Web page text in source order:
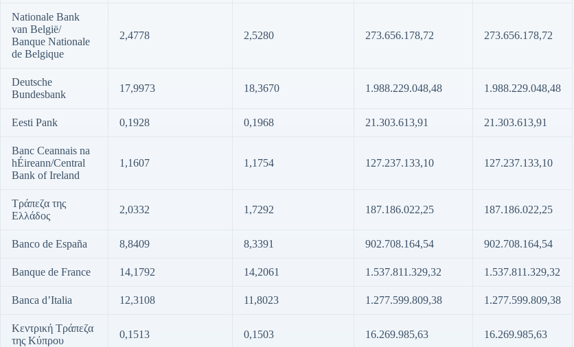
Nationale Bank
van België/
Banque Nationale
de Belgique
2,4778 2,5280 273.656.178,72 273.656.178,72
Deutsche
Bundesbank
17,9973 18,3670 1.988.229.048,48 1.988.229.048,48
Eesti Pank 0,1928 0,1968 21.303.613,91 21.303.613,91
Banc Ceannais na
hÉireann/Central
Bank of Ireland
1,1607 1,1754 127.237.133,10 127.237.133,10
Τράπεζα της
Ελλάδος
2,0332 1,7292 187.186.022,25 187.186.022,25
Banco de España 8,8409 8,3391 902.708.164,54 902.708.164,54
Banque de France 14,1792 14,2061 1.537.811.329,32 1.537.811.329,32
Banca d’Italia 12,3108 11,8023 1.277.599.809,38 1.277.599.809,38
Κεντρική Τράπεζα
της Κύπρου
0,1513 0,1503 16.269.985,63 16.269.985,63